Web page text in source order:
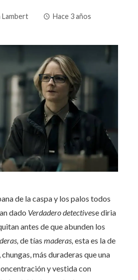
Lambert Hace 3 años
de la caspa y los palos todos
dado Verdadero detectivese diria
antes de que abunden los
de tías maderas, esta es la de
más duraderas que una
y vestida con